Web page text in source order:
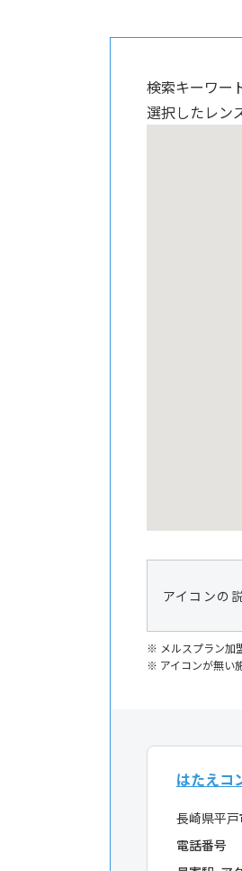
検索キーワー
選択したレン
アイコンの
メルスプラン加
アイコンが無い
はたえコ
長崎県平
電話番号